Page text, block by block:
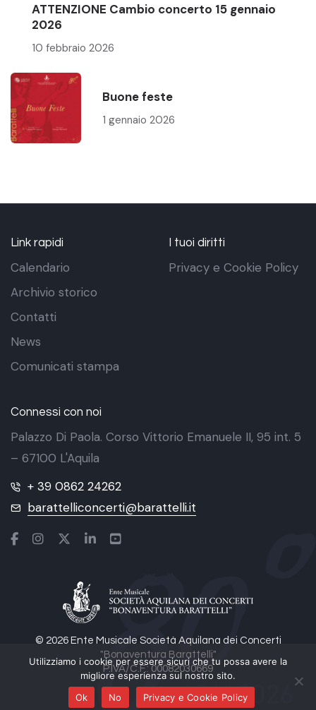
ATTENZIONE Cambio concerto 15 gennaio
2026
10 febbraio 2026
Buone feste
1 gennaio 2026
© 2026 Ente Musicale Società Aquilana dei Concerti
"Bonaventura Barattelli"
P.IVA/C.F.: 00082030669
Link rapidi
Calendario
Archivio storico
Contatti
News
Comunicati stampa
I tuoi diritti
Privacy e Cookie Policy
Connessi con noi
Palazzo Di Paola. Corso Vittorio Emanuele II, 95 int. 5
– 67100 L'Aquila
+ 39 0862 24262
barattelliconcerti@barattelli.it
Utilizziamo i cookie per essere sicuri che tu possa avere la
migliore esperienza sul nostro sito.
Ok
No Privacy e Cookie Policy